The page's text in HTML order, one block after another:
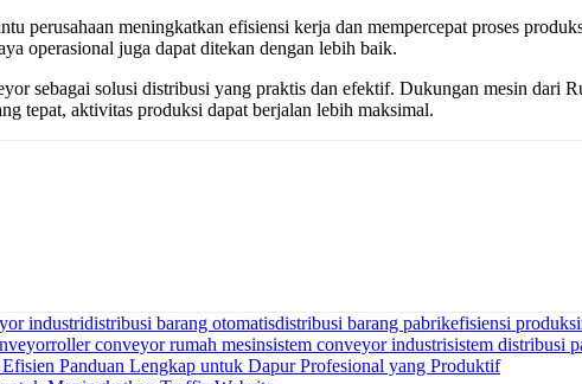
perusahaan meningkatkan efisiensi kerja dan mempercepat proses
operasional juga dapat ditekan dengan lebih baik.
sebagai solusi distribusi yang praktis dan efektif. Dukungan mesin dari
tepat, aktivitas produksi dapat berjalan lebih maksimal.
industridistribusi barang otomatisdistribusi barang pabrikefisiensi produksi
roller conveyor rumah mesinsistem conveyor industrisistem distribusi
Panduan Lengkap untuk Dapur Profesional yang Produktif